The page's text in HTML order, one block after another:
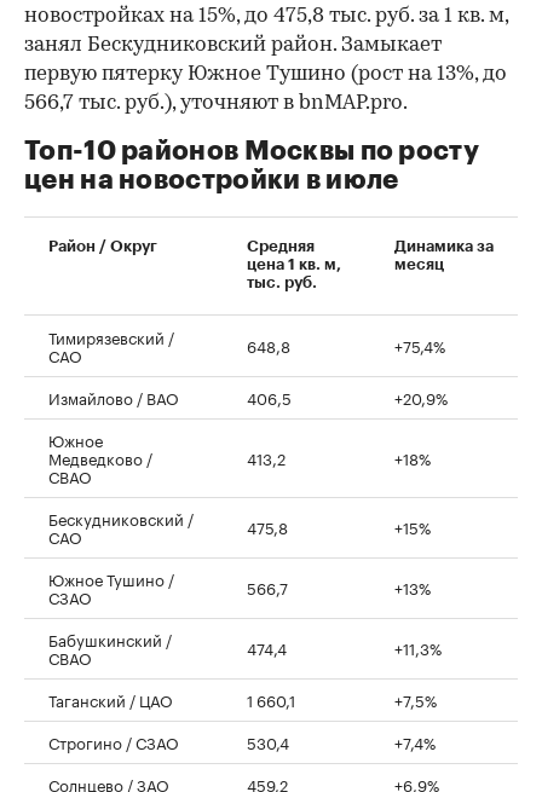
00:00 / 00:00
новостройках на 15%, до 475,8 тыс. руб. за 1 кв. м,
занял Бескудниковский район. Замыкает
первую пятерку Южное Тушино (рост на 13%, до
566,7 тыс. руб.), уточняют в bnMAP.pro.
Топ-10 районов Москвы по росту
цен на новостройки в июле
Район / Округ
Средняя
цена 1 кв. м,
тыс. руб.
Динамика за
месяц
Тимирязевский /
САО 648,8 +75,4%
Измайлово / ВАО 406,5
+20,9%
Южное
Медведково /
СВАО
413,2 +18%
Бескудниковский /
САО 475,8 +15%
Южное Тушино /
СЗАО 566,7 +13%
Бабушкинский /
СВАО 474,4 +11,3%
Таганский / ЦАО 1 660,1
+7,5%
Строгино / СЗАО
530,4
+7,4%
Солнцево / ЗАО
459,2
+6,9%